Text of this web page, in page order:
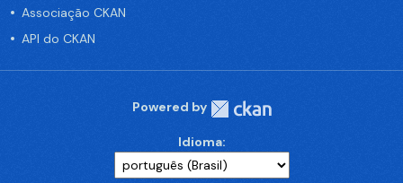
Associação CKAN
API do CKAN
Powered by
Idioma